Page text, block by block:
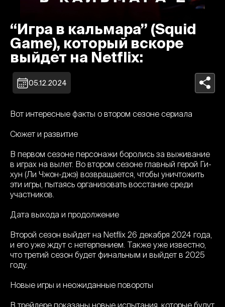
“Игра в кальмара” (Squid
Game), который вскоре
выйдет на Netflix:
05.12.2024
Вот интересные факты о втором сезоне сериала
Сюжет и развитие
В первом сезоне персонажи боролись за выживание
в играх на вылет. Во втором сезоне главный герой Ги-
хун (Ли Чжон-джэ) возвращается, чтобы уничтожить
эти игры, пытаясь организовать восстание среди
участников.
Дата выхода и продолжение
Второй сезон выйдет на Netflix 26 декабря 2024 года,
и его уже ждут с нетерпением. Также уже известно,
что третий сезон будет финальным и выйдет в 2025
году.
Новые игры и неожиданные повороты
В трейлере показаны новые испытания, которые будут